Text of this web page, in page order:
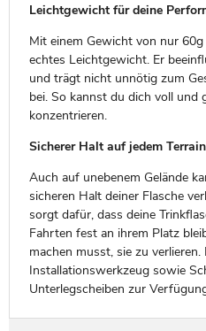
Leichtgewicht für deine
Mit einem Gewicht von nur
echtes Leichtgewicht. Er
und trägt nicht unnötig zum
bei. So kannst du dich voll und
konzentrieren.
Sicherer Halt auf jedem Terrain
Auch auf unebenem Gelände
sicheren Halt deiner Flasche
sorgt dafür, dass deine
Fahrten fest an ihrem Platz
machen musst, sie zu
Installationswerkzeug sowie
Unterlegscheiben zur